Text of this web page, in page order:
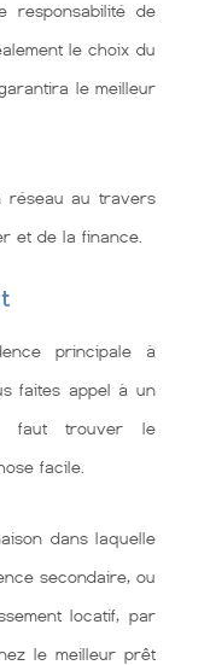
responsabilité de
le choix du
le meilleur
réseau au travers
et de la finance.
principale à
faites appel à un
faut trouver le
facile.
dans laquelle
secondaire, ou
locatif, par
le meilleur prêt